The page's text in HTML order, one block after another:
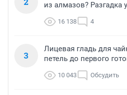
из алмазов? Разгадка
16 138 4
3
Лицевая гладь для
петель до первого
10 043 Обсудить